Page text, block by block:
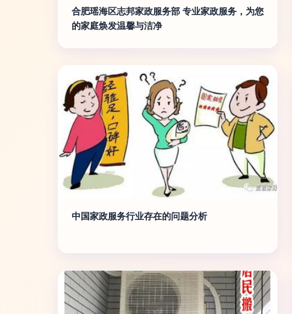
合肥瑶海区志邦家政服务部 专业家政服务，为您
的家庭焕发温馨与洁净
中国家政服务行业存在的问题分析